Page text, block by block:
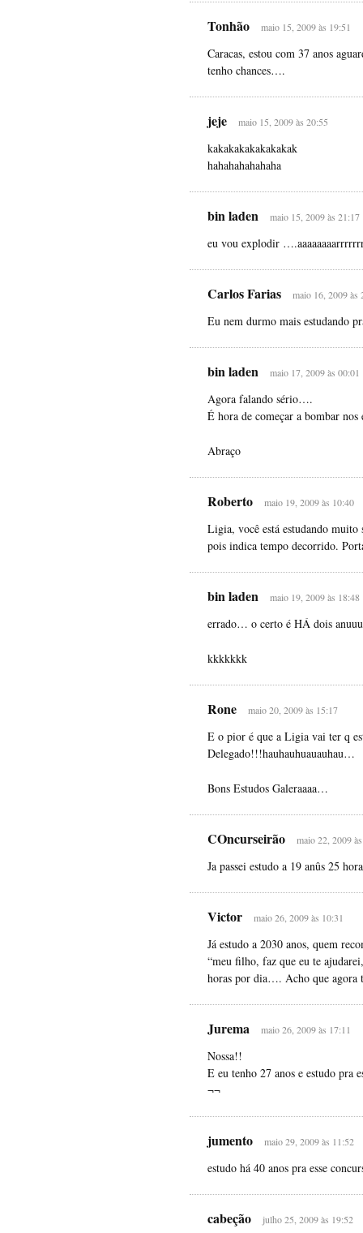
Tonhão maio 15, 2009 às 19:51
Caracas, estou com 37 anos
tenho chances….
jeje maio 15, 2009 às 20:55
kakakakakakakakak
hahahahahahaha
bin laden maio 15, 2009 às 21:17
eu vou explodir
Carlos Farias maio 16, 2009 às
Eu nem durmo mais estudando
bin laden maio 17, 2009 às 00:01
Agora falando sério….
É hora de começar a bombar
Abraço
Roberto maio 19, 2009 às 10:40
Ligia, você está estudando muito
pois indica tempo decorrido.
bin laden maio 19, 2009 às 18:48
errado… o certo é HÁ dois
kkkkkkk
Rone maio 20, 2009 às 15:17
E o pior é que a Ligia vai ter q
Delegado!!!hauhauhuauauhau…
Bons Estudos Galeraaaa…
COncurseirão maio 22, 2009
Ja passei estudo a 19 anûs 25
Victor maio 26, 2009 às 10:31
Já estudo a 2030 anos, quem
“meu filho, faz que eu te
horas por dia…. Acho que agora
Jurema maio 26, 2009 às 17:11
Nossa!!
E eu tenho 27 anos e estudo pra
¬¬
jumento maio 29, 2009 às 11:52
estudo há 40 anos pra esse
cabeção julho 25, 2009 às 19:52